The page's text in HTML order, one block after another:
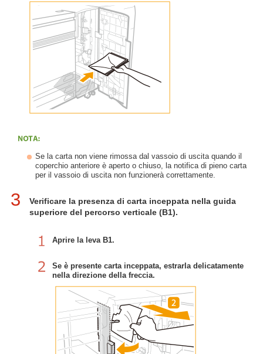
Se la carta non viene rimossa dal vassoio di uscita quando il
coperchio anteriore è aperto o chiuso, la notifica di pieno carta
per il vassoio di uscita non funzionerà correttamente.
3
Verificare la presenza di carta inceppata nella guida
superiore del percorso verticale (B1).
Aprire la leva B1.
Se è presente carta inceppata, estrarla delicatamente
nella direzione della freccia.